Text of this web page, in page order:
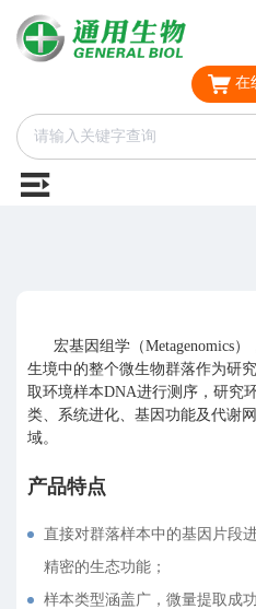
在
宏基因组学（Metagenomics）
生境中的整个微生物群落作为研
取环境样本DNA进行测序，研究
类、系统进化、基因功能及代谢
域。
产品特点
直接对群落样本中的基因片段
精密的生态功能；
样本类型涵盖广，微量提取成